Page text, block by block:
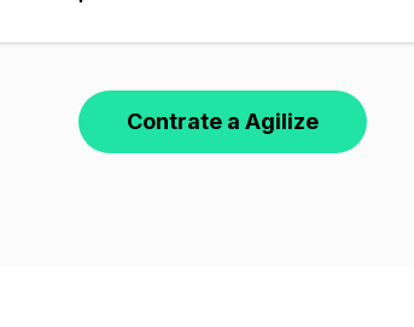
Contrate a Agilize